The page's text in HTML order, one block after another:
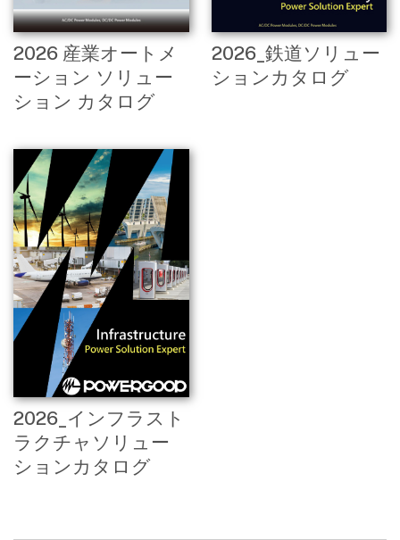
2026 産業オートメ
ーション ソリュー
ション カタログ
2026_鉄道ソリュー
ションカタログ
2026_インフラスト
ラクチャソリュー
ションカタログ